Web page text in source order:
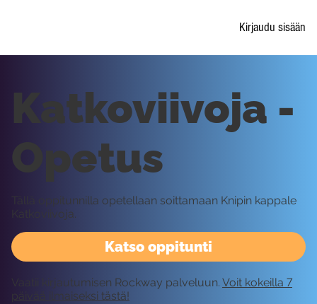
Kirjaudu sisään
Katso oppitunti
Katkoviivoja -
Opetus
Tällä oppitunnilla opetellaan soittamaan Knipin kappale
Katkoviivoja.
Vaatii kirjautumisen Rockway palveluun. Voit kokeilla 7
päivää ilmaiseksi tästä!